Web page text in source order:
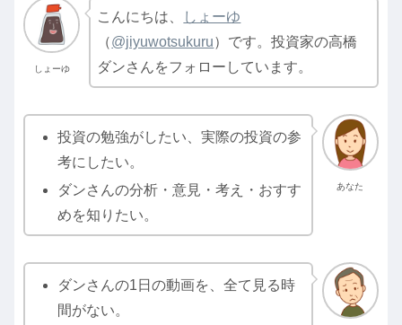
しょーゆ
こんにちは、
しょーゆ
（@jiyuwotsukuru）です。投資家の高橋
ダンさんをフォローしています。
あなた
投資の勉強がしたい、実際の投資の参
考にしたい。
ダンさんの分析・意見・考え・おすす
めを知りたい。
ダンさんの1日の動画を、全て見る時
間がない。